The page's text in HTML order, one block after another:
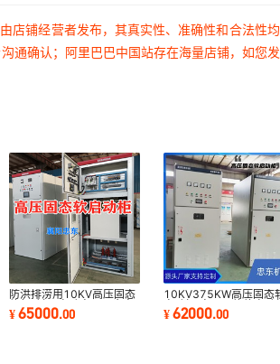
店铺经营者发布，其真实性、准确性和合法性
通确认；阿里巴巴中国站存在海量店铺，如您
防洪排涝用10KV高压固态
软起动柜-启动高压异步电
机水泵
¥65000.00
10KV375KW高压固态
启动柜/高压一体软启动
装置
¥62000.00